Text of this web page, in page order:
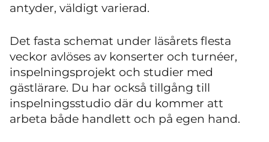
antyder, väldigt varierad.
Det fasta schemat under läsårets flesta
veckor avlöses av konserter och turnéer,
inspelningsprojekt och studier med
gästlärare. Du har också tillgång till
inspelningsstudio där du kommer att
arbeta både handlett och på egen hand.